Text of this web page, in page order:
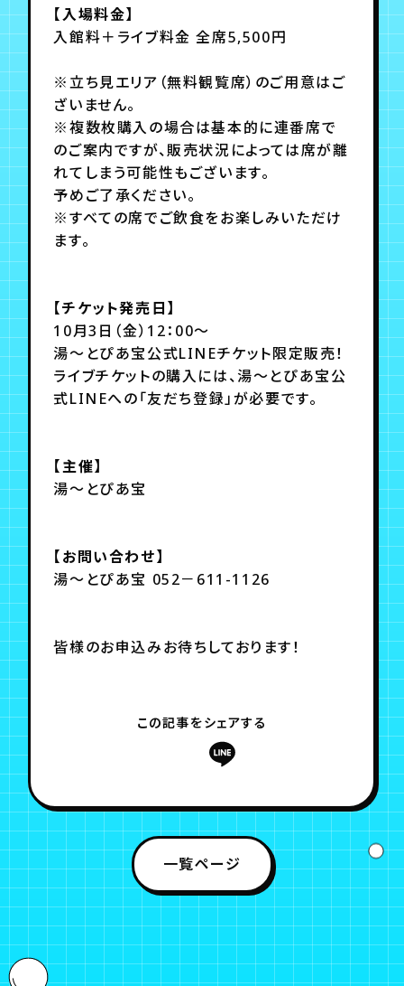
【入場料金】
入館料＋ライブ料金 全席5,500円
※立ち見エリア（無料観覧席）のご用意はご
ざいません。
※複数枚購入の場合は基本的に連番席で
のご案内ですが、販売状況によっては席が離
れてしまう可能性もございます。
予めご了承ください。
※すべての席でご飲食をお楽しみいただけ
ます。
【チケット発売日】
10月3日（金）12：00～
湯～とぴあ宝公式LINEチケット限定販売！
ライブチケットの購入には、湯～とぴあ宝公
式LINEへの「友だち登録」が必要です。
【主催】
湯～とぴあ宝
【お問い合わせ】
湯～とぴあ宝 052－611-1126
皆様のお申込みお待ちしております！
この記事をシェアする
一覧ページ